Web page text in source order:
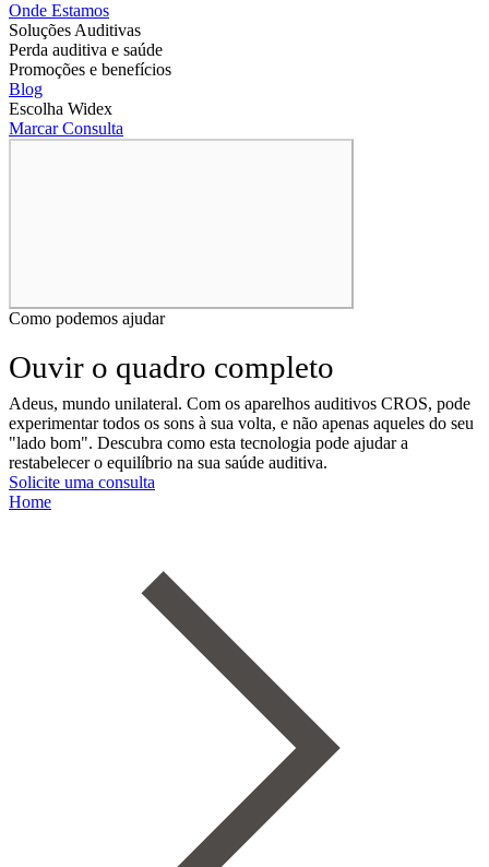
Onde Estamos
Soluções Auditivas
Perda auditiva e saúde
Promoções e benefícios
Blog
Escolha Widex
Marcar Consulta
Como podemos ajudar
Ouvir o quadro completo
Adeus, mundo unilateral. Com os aparelhos auditivos CROS, pode
experimentar todos os sons à sua volta, e não apenas aqueles do seu
"lado bom". Descubra como esta tecnologia pode ajudar a
restabelecer o equilíbrio na sua saúde auditiva.
Solicite uma consulta
Home